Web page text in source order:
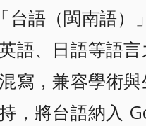
台語（閩南語）
語、日語等語
寫，兼容學術
，將台語納入